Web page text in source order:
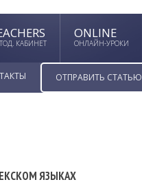
КАБИНЕТ
ONLINE
ОНЛАЙН-УРОКИ
ОТПРАВИТЬ СТАТЬЮ
ЯЗЫКАХ